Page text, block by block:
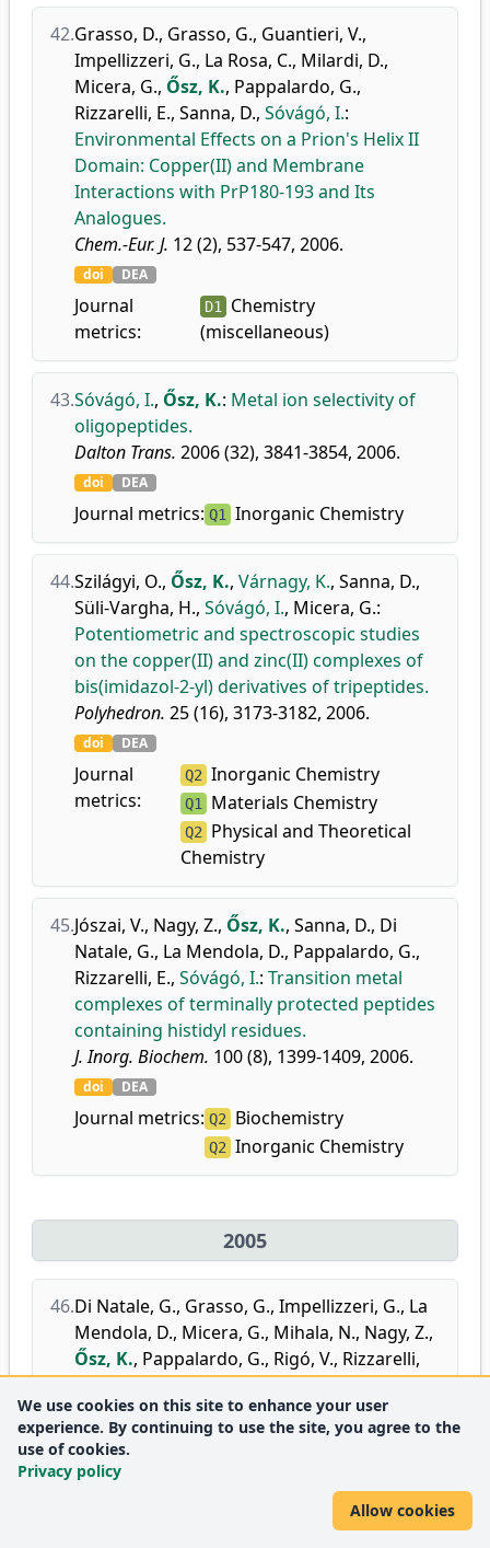
42.Grasso, D., Grasso, G., Guantieri, V.,
Impellizzeri, G., La Rosa, C., Milardi, D.,
Micera, G., Ősz, K., Pappalardo, G.,
Rizzarelli, E., Sanna, D., Sóvágó, I.:
Environmental Effects on a Prion's Helix II
Domain: Copper(II) and Membrane
Interactions with PrP180-193 and Its
Analogues.
Chem.-Eur. J. 12 (2), 537-547, 2006.
doi DEA
Journal
metrics:
D1 Chemistry
(miscellaneous)
43.Sóvágó, I., Ősz, K.: Metal ion selectivity of
oligopeptides.
Dalton Trans. 2006 (32), 3841-3854, 2006.
doi DEA
Journal metrics: Q1 Inorganic Chemistry
44.Szilágyi, O., Ősz, K., Várnagy, K., Sanna, D.,
Süli-Vargha, H., Sóvágó, I., Micera, G.:
Potentiometric and spectroscopic studies
on the copper(II) and zinc(II) complexes of
bis(imidazol-2-yl) derivatives of tripeptides.
Polyhedron. 25 (16), 3173-3182, 2006.
doi DEA
Journal
metrics:
Q2 Inorganic Chemistry
Q1 Materials Chemistry
Q2 Physical and Theoretical
Chemistry
45.Jószai, V., Nagy, Z., Ősz, K., Sanna, D., Di
Natale, G., La Mendola, D., Pappalardo, G.,
Rizzarelli, E., Sóvágó, I.: Transition metal
complexes of terminally protected peptides
containing histidyl residues.
J. Inorg. Biochem. 100 (8), 1399-1409, 2006.
doi DEA
Journal metrics: Q2 Biochemistry
Q2 Inorganic Chemistry
2005
46.Di Natale, G., Grasso, G., Impellizzeri, G., La
Mendola, D., Micera, G., Mihala, N., Nagy, Z.,
Ősz, K., Pappalardo, G., Rigó, V., Rizzarelli,
E.,Sanna, D.,Sóvágó, I.:Copper(II)
Interaction with Unstructured Prion
Domain Outside the Octarepeat Region:
Speciation, Stability, and Binding Details of
Copper(II) Complexes with PrP106-126
We use cookies on this site to enhance your user
experience. By continuing to use the site, you agree to the
use of cookies.
Privacy policy
Allow cookies